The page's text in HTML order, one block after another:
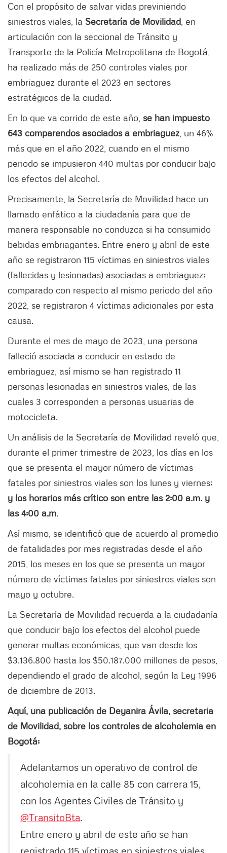
Con el propósito de salvar vidas previniendo
siniestros viales, la Secretaría de Movilidad , en
articulación con la seccional de Tránsito y
Transporte de la Policía Metropolitana de Bogotá,
ha realizado más de 250 controles viales por
embriaguez durante el 2023 en sectores
estratégicos de la ciudad.
En lo que va corrido de este año, se han impuesto
643 comparendos asociados a embriaguez , un 46%
más que en el año 2022, cuando en el mismo
periodo se impusieron 440 multas por conducir bajo
los efectos del alcohol.
Precisamente, la Secretaría de Movilidad hace un
llamado enfático a la ciudadanía para que de
manera responsable no conduzca si ha consumido
bebidas embriagantes. Entre enero y abril de este
año se registraron 115 víctimas en siniestros viales
(fallecidas y lesionadas) asociadas a embriaguez;
comparado con respecto al mismo periodo del año
2022, se registraron 4 víctimas adicionales por esta
causa.
Durante el mes de mayo de 2023, una persona
falleció asociada a conducir en estado de
embriaguez, así mismo se han registrado 11
personas lesionadas en siniestros viales, de las
cuales 3 corresponden a personas usuarias de
motocicleta.
Un análisis de la Secretaría de Movilidad reveló que,
durante el primer trimestre de 2023, los días en los
que se presenta el mayor número de víctimas
fatales por siniestros viales son los lunes y viernes;
y los horarios más crítico son entre las 2:00 a.m. y
las 4:00 a.m.
Así mismo, se identificó que de acuerdo al promedio
de fatalidades por mes registradas desde el año
2015, los meses en los que se presenta un mayor
número de víctimas fatales por siniestros viales son
mayo y octubre.
La Secretaría de Movilidad recuerda a la ciudadanía
que conducir bajo los efectos del alcohol puede
generar multas económicas, que van desde los
$3.136.800 hasta los $50.187.000 millones de pesos,
dependiendo el grado de alcohol, según la Ley 1996
de diciembre de 2013.
Aquí, una publicación de Deyanira Ávila, secretaria
de Movilidad, sobre los controles de alcoholemia en
Bogotá:
Adelantamos un operativo de control de
alcoholemia en la calle 85 con carrera 15,
con los Agentes Civiles de Tránsito y
@TransitoBta.
Entre enero y abril de este año se han
registrado 115 víctimas en siniestros viales